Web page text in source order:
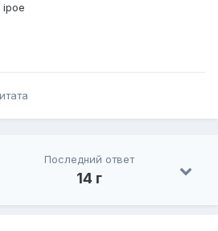
ipoe
Последний ответ
14 г